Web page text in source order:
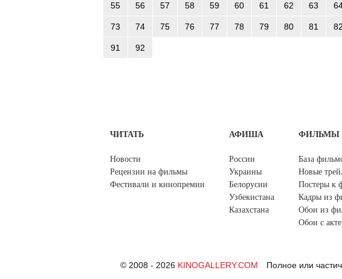
55 56 57 58 59 60 61 62 63
73 74 75 76 77 78 79 80 81 82
91 92
ЧИТАТЬ
Новости
Рецензии на фильмы
Фестивали и кинопремии
АФИША
России
Украины
Белорусии
Узбекистана
Казахстана
ФИЛЬМЫ
База
Новые
Постеры к
Кадры из
Обои из
Обои с
© 2008 - 2026 KINOGALLERY.COM
Полное или